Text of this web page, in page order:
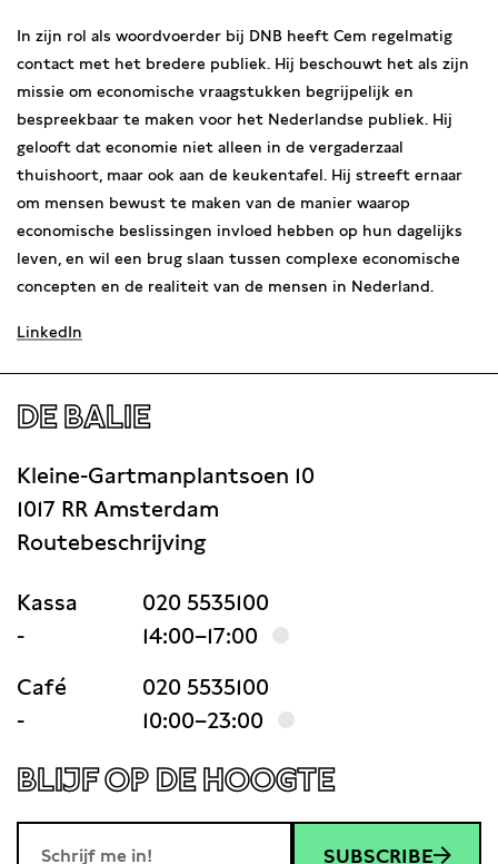
In zijn rol als woordvoerder bij DNB heeft Cem regelmatig
contact met het bredere publiek. Hij beschouwt het als zijn
missie om economische vraagstukken begrijpelijk en
bespreekbaar te maken voor het Nederlandse publiek. Hij
gelooft dat economie niet alleen in de vergaderzaal
thuishoort, maar ook aan de keukentafel. Hij streeft ernaar
om mensen bewust te maken van de manier waarop
economische beslissingen invloed hebben op hun dagelijks
leven, en wil een brug slaan tussen complexe economische
concepten en de realiteit van de mensen in Nederland.
LinkedIn
DE BALIE
Kleine-Gartmanplantsoen 10
1017 RR Amsterdam
Routebeschrijving
Kassa
020 5535100
-
14:00–17:00
Café
020 5535100
-
10:00–23:00
BLIJF OP DE HOOGTE
SUBSCRIBE